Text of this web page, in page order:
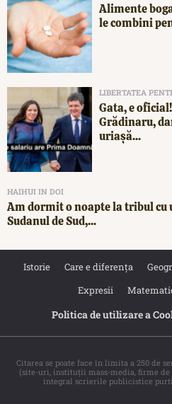
Alimente
le combini
LIBERTATEA
Gata, e
Grădinaru,
uriașă...
HAIHUI IN DOI
Am dormit o noapte la tribul cu
Sudanul de Sud,...
Istorie Care e diferența
Expresii
Politica de utilizare a
Citarea se poate face în limita a 250 de
(site-uri, instituţii mass-media, firme
integral scrierile publicistice